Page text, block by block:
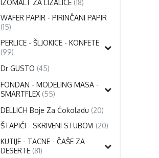
IZOMALT ZA LIZALICE (18)
WAFER PAPIR - PIRINČANI PAPIR
(15)
PERLICE - ŠLJOKICE - KONFETE
(99)
Dr GUSTO (45)
FONDAN - MODELING MASA -
SMARTFLEX (55)
DELLICH Boje Za Čokoladu (20)
ŠTAPIĆI - SKRIVENI STUBOVI (20)
KUTIJE - TACNE - ČAŠE ZA
DESERTE (81)